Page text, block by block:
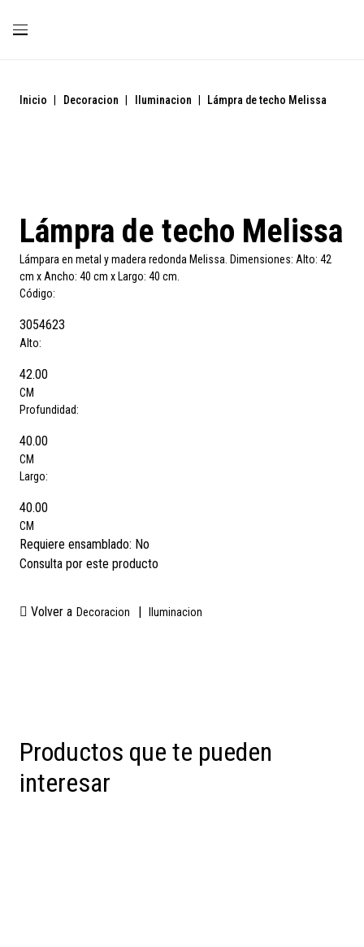
Inicio Decoracion Iluminacion Lámpra de techo Melissa
Lámpra de techo Melissa
Lámpara en metal y madera redonda Melissa. Dimensiones: Alto: 42
cm x Ancho: 40 cm x Largo: 40 cm.
Código:
3054623
Alto:
42.00
CM
Profundidad:
40.00
CM
Largo:
40.00
CM
Requiere ensamblado: No
Consulta por este producto
Volver a Decoracion | Iluminacion
Productos que te pueden
interesar